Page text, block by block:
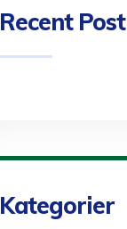
Recent Post
Kategorier